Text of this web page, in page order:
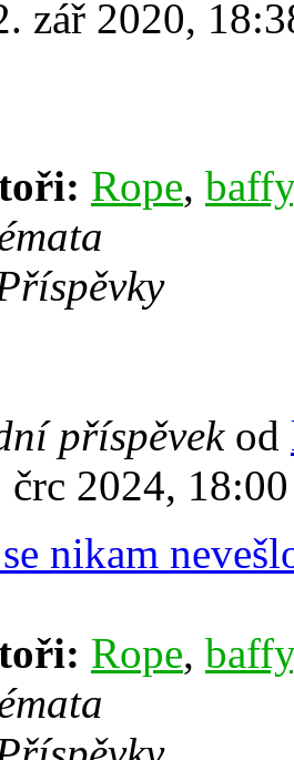
zář 2020,
Rope, baffy
příspěvekod
črc 2024, 18:00
nikam
Rope, baffy